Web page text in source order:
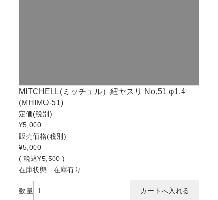
MITCHELL(ミッチェル）紐ヤスリ No.51 φ1.4
(MHIMO-51)
定価(税別)
¥5,000
販売価格(税別)
¥5,000
(税込¥5,500 )
在庫状態 : 在庫有り
数量